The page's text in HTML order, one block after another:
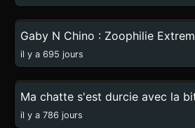
Gaby N Chino : Zoophilie
il y a 695 jours
Ma chatte s'est durcie avec la
il y a 786 jours